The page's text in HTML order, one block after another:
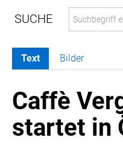
MELDUNGEN
COCA-COLA
COCA-COLA HBC ÖSTERREICH
Nemiroff
Text Bilder
Caffè
startet in